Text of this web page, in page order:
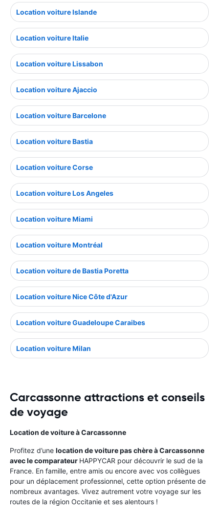
Location voiture Islande
Location voiture Italie
Location voiture Lissabon
Location voiture Ajaccio
Location voiture Barcelone
Location voiture Bastia
Location voiture Corse
Location voiture Los Angeles
Location voiture Miami
Location voiture Montréal
Location voiture de Bastia Poretta
Location voiture Nice Côte d'Azur
Location voiture Guadeloupe Caraibes
Location voiture Milan
Carcassonne attractions et conseils
de voyage
Location de voiture à Carcassonne
Profitez d’une location de voiture pas chère à Carcassonne
avec le comparateur HAPPYCAR pour découvrir le sud de la
France. En famille, entre amis ou encore avec vos collègues
pour un déplacement professionnel, cette option présente de
nombreux avantages. Vivez autrement votre voyage sur les
routes de la région Occitanie et ses alentours !